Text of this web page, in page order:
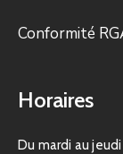
Conformité
Horaires
Du mardi au